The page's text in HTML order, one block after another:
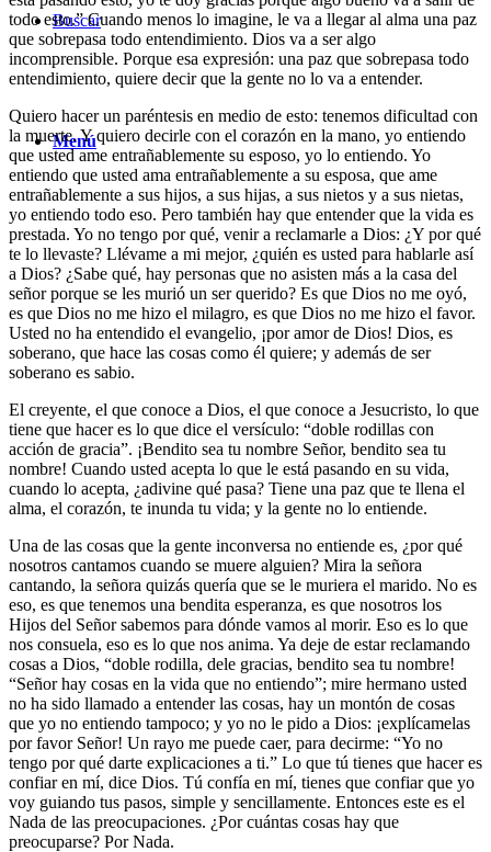
Buscar
Menú
todo esto.” Cuando menos lo imagine, le va a llegar al alma una paz
que sobrepasa todo entendimiento. Dios va a ser algo
incomprensible. Porque esa expresión: una paz que sobrepasa todo
entendimiento, quiere decir que la gente no lo va a entender.
Quiero hacer un paréntesis en medio de esto: tenemos dificultad con
la muerte. Y quiero decirle con el corazón en la mano, yo entiendo
que usted ame entrañablemente su esposo, yo lo entiendo. Yo
entiendo que usted ama entrañablemente a su esposa, que ame
entrañablemente a sus hijos, a sus hijas, a sus nietos y a sus nietas,
yo entiendo todo eso. Pero también hay que entender que la vida es
prestada. Yo no tengo por qué, venir a reclamarle a Dios: ¿Y por qué
te lo llevaste? Llévame a mi mejor, ¿quién es usted para hablarle así
a Dios? ¿Sabe qué, hay personas que no asisten más a la casa del
señor porque se les murió un ser querido? Es que Dios no me oyó,
es que Dios no me hizo el milagro, es que Dios no me hizo el favor.
Usted no ha entendido el evangelio, ¡por amor de Dios! Dios, es
soberano, que hace las cosas como él quiere; y además de ser
soberano es sabio.
El creyente, el que conoce a Dios, el que conoce a Jesucristo, lo que
tiene que hacer es lo que dice el versículo: “doble rodillas con
acción de gracia”. ¡Bendito sea tu nombre Señor, bendito sea tu
nombre! Cuando usted acepta lo que le está pasando en su vida,
cuando lo acepta, ¿adivine qué pasa? Tiene una paz que te llena el
alma, el corazón, te inunda tu vida; y la gente no lo entiende.
Una de las cosas que la gente inconversa no entiende es, ¿por qué
nosotros cantamos cuando se muere alguien? Mira la señora
cantando, la señora quizás quería que se le muriera el marido. No es
eso, es que tenemos una bendita esperanza, es que nosotros los
Hijos del Señor sabemos para dónde vamos al morir. Eso es lo que
nos consuela, eso es lo que nos anima. Ya deje de estar reclamando
cosas a Dios, “doble rodilla, dele gracias, bendito sea tu nombre!
“Señor hay cosas en la vida que no entiendo”; mire hermano usted
no ha sido llamado a entender las cosas, hay un montón de cosas
que yo no entiendo tampoco; y yo no le pido a Dios: ¡explícamelas
por favor Señor! Un rayo me puede caer, para decirme: “Yo no
tengo por qué darte explicaciones a ti.” Lo que tú tienes que hacer es
confiar en mí, dice Dios. Tú confía en mí, tienes que confiar que yo
voy guiando tus pasos, simple y sencillamente. Entonces este es el
Nada de las preocupaciones. ¿Por cuántas cosas hay que
preocuparse? Por Nada.